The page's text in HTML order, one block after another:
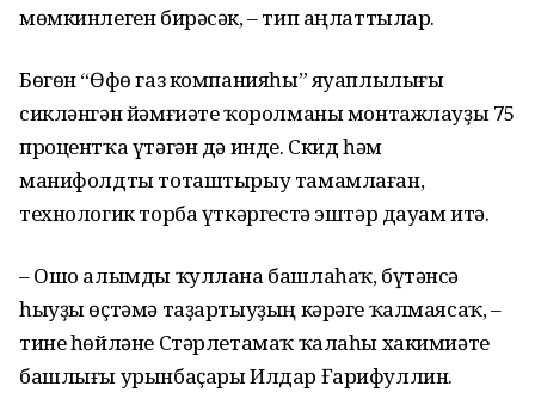
мөмкинлеген бирәсәк, – тип аңлаттылар.
Бөгөн “Өфө газ компанияһы” яуаплылығы
сикләнгән йәмғиәте ҡоролманы монтажлауҙы 75
процентҡа үтәгән дә инде. Скид һәм
манифолдты тоташтырыу тамамлаған,
технологик торба үткәргестә эштәр дауам итә.
– Ошо алымды ҡуллана башлаһаҡ, бүтәнсә
һыуҙы өҫтәмә таҙартыуҙың кәрәге ҡалмаясаҡ, –
тине һөйләне Стәрлетамаҡ ҡалаһы хакимиәте
башлығы урынбаҫары Илдар Ғарифуллин.